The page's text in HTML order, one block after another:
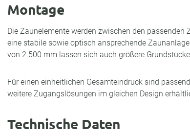
Montage
Die Zaunelemente werden zwischen den
eine stabile sowie optisch ansprechende
von 2.500 mm lassen sich auch größere
Für einen einheitlichen Gesamteindruck sind
weitere Zugangslösungen im gleichen Design
Technische Daten